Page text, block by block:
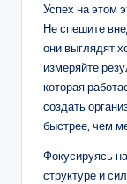
Успех на этом
Не спешите
они выглядят
измеряйте
которая
создать
быстрее, чем
Фокусируясь
структуре и